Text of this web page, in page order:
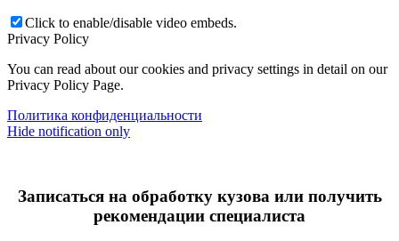
Click to enable/disable video embeds.
Privacy Policy
You can read about our cookies and privacy settings in detail on our
Privacy Policy Page.
Политика конфиденциальности
Hide notification only
Записаться на обработку кузова или получить
рекомендации специалиста